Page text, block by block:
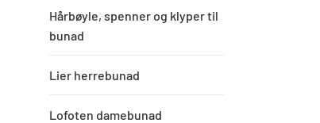
Hårbøyle, spenner og klyper til
bunad
Lier herrebunad
Lofoten damebunad